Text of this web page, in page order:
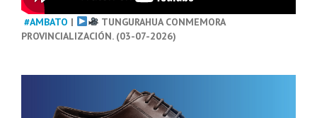
#AMBATO |
TUNGURAHUA CONMEMORA
PROVINCIALIZACIÓN. (03-07-2026)